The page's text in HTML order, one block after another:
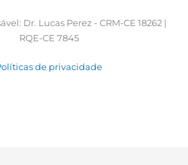
Dr. Lucas Perez - CRM-CE 18262 |
RQE-CE 7845
de privacidade